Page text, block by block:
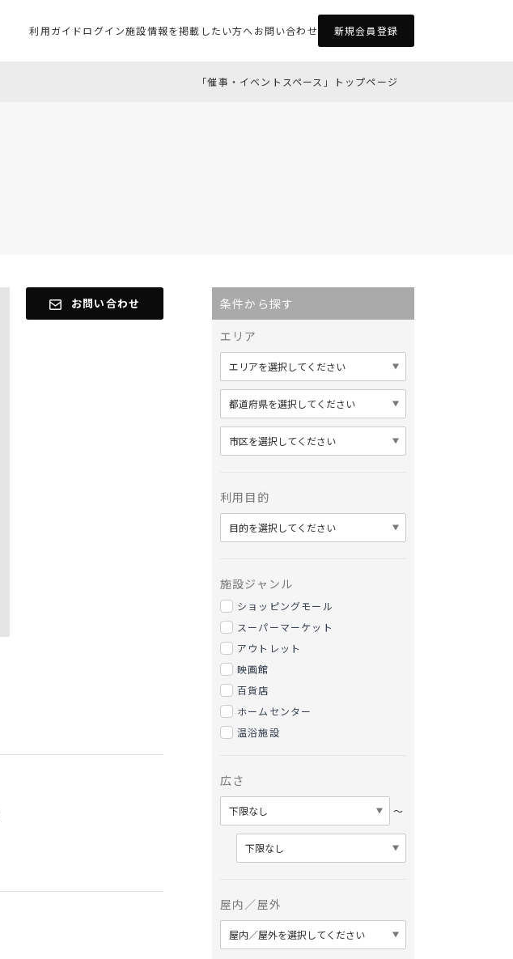
利用ガイドログイン施設情報を掲載したい方へお問い合わせ 新規会員登録
「催事・イベントスペース」トップページ
お問い合わせ
条件から探す
エリア
利用目的
施設ジャンル
ショッピングモール
スーパーマーケット
アウトレット
映画館
百貨店
ホームセンター
温浴施設
広さ
〜
屋内／屋外